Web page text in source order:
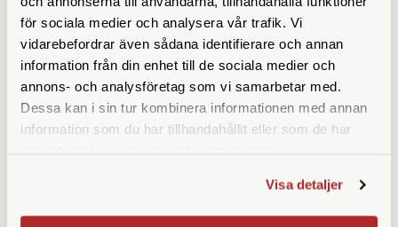
för sociala medier och analysera vår trafik. Vi
vidarebefordrar även sådana identifierare och annan
information från din enhet till de sociala medier och
annons- och analysföretag som vi samarbetar med.
Dessa kan i sin tur kombinera informationen med annan
information som du har tillhandahållit eller som de har
Visa detaljer
Synfält (º) 6,9
Synfält på 1000 m 120
Närgräns (m) 1,5
Centrumfokus
Prismatyp
Schmidt-Pechan